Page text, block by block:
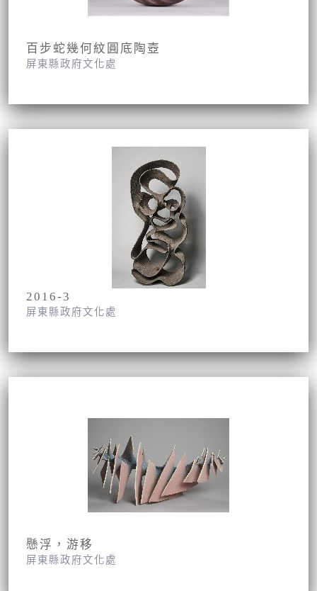
百步蛇幾何紋圓底陶壺
屏東縣政府文化處
2016-3
屏東縣政府文化處
懸浮，游移
屏東縣政府文化處